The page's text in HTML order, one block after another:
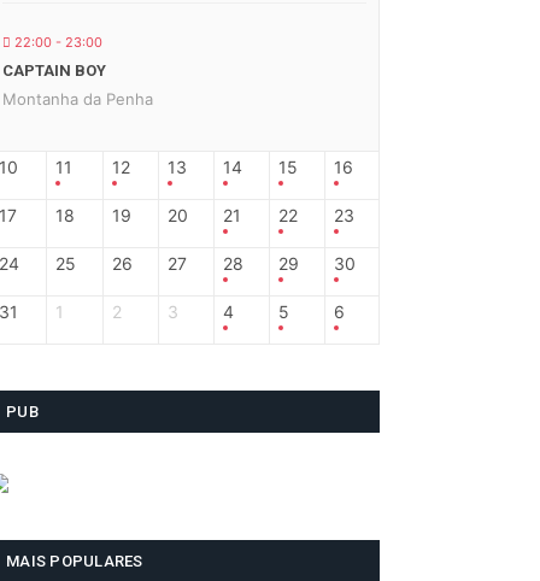
22:00 - 23:00
CAPTAIN BOY
Montanha da Penha
10 11 12 13 14 15 16
17 18 19 20 21 22 23
24 25 26 27 28 29 30
31 1 2 3 4 5 6
PUB
MAIS POPULARES